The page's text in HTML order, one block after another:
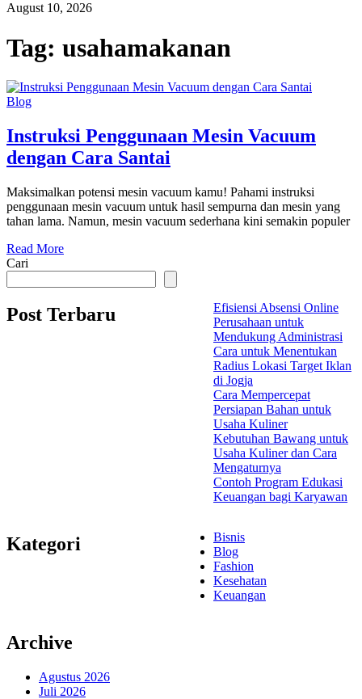
August 10, 2026
Tag: usahamakanan
Blog
Instruksi Penggunaan Mesin Vacuum
dengan Cara Santai
Maksimalkan potensi mesin vacuum kamu! Pahami instruksi
penggunaan mesin vacuum untuk hasil sempurna dan mesin yang
tahan lama. Namun, mesin vacuum sederhana kini semakin populer
Read More
Cari
Post Terbaru
Efisiensi Absensi Online
Perusahaan untuk
Mendukung Administrasi
Cara untuk Menentukan
Radius Lokasi Target Iklan
di Jogja
Cara Mempercepat
Persiapan Bahan untuk
Usaha Kuliner
Kebutuhan Bawang untuk
Usaha Kuliner dan Cara
Mengaturnya
Contoh Program Edukasi
Keuangan bagi Karyawan
Kategori
Bisnis
Blog
Fashion
Kesehatan
Keuangan
Archive
Agustus 2026
Juli 2026